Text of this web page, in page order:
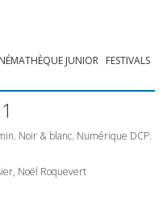
JUNIOR FESTIVALS
Noir & blanc. Numérique DCP.
Noël Roquevert